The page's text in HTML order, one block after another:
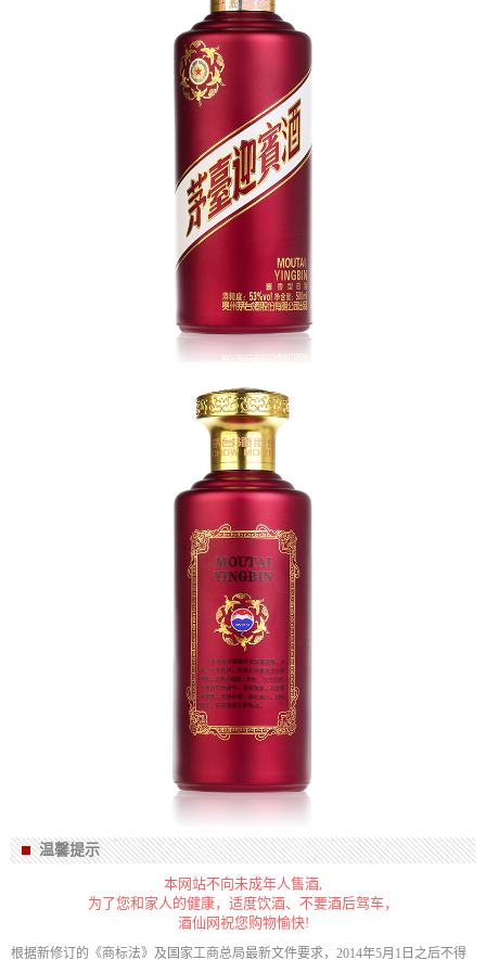
温馨提示
本网站不向未成年人售酒,
为了您和家人的健康，适度饮酒、不要酒后驾车，
酒仙网祝您购物愉快!
根据新修订的《商标法》及国家工商总局最新文件要求，2014年5月1日之后不得